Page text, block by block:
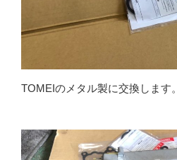
TOMEIのメタル製に交換します。